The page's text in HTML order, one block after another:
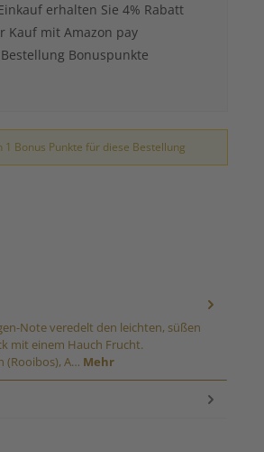
erhalten Sie 4% Rabatt
Kauf mit Amazon pay
Bonuspunkte
1 Bonus Punkte für diese Bestellung
Note veredelt den leichten, süßen
mit einem Hauch Frucht.
(Rooibos), A… Mehr